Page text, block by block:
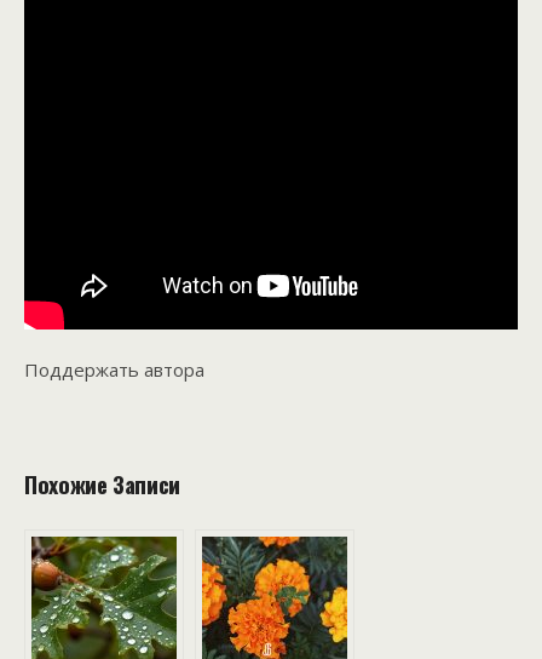
Поддержать автора
Похожие Записи